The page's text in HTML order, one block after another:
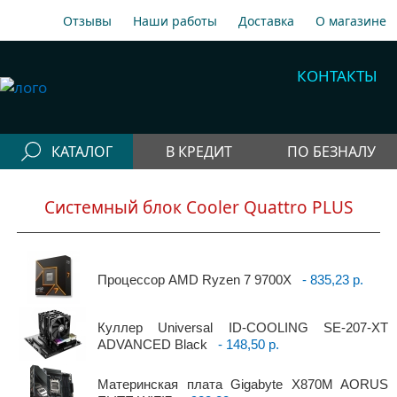
Отзывы Наши работы Доставка О магазине
КОНТАКТЫ
A1 +375 29 198-70-77
Гор +375 17 256-18-09
Viber
КАТАЛОГ В КРЕДИТ ПО БЕЗНАЛУ
Компьютеры
Системные
блоки
Рабочие станции
Моноблоки
Периферия
Собрать компьютер онлайн
Системный блок Cooler Quattro PLUS
Процессор AMD Ryzen 7 9700X - 835,23 р.
Куллер Universal ID-COOLING SE-207-XT
ADVANCED Black
- 148,50 р.
Материнская плата Gigabyte X870M AORUS